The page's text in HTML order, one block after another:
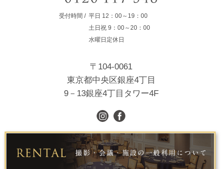
受付時間 平日 12：00～19：00
土日祝 9：00～20：00
水曜日定休日
〒104-0061
東京都中央区銀座4丁目
9－13銀座4丁目タワー4F